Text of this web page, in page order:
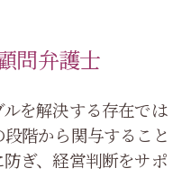
問弁護士
を解決する存在では
階から関与すること
ぎ、経営判断をサポ